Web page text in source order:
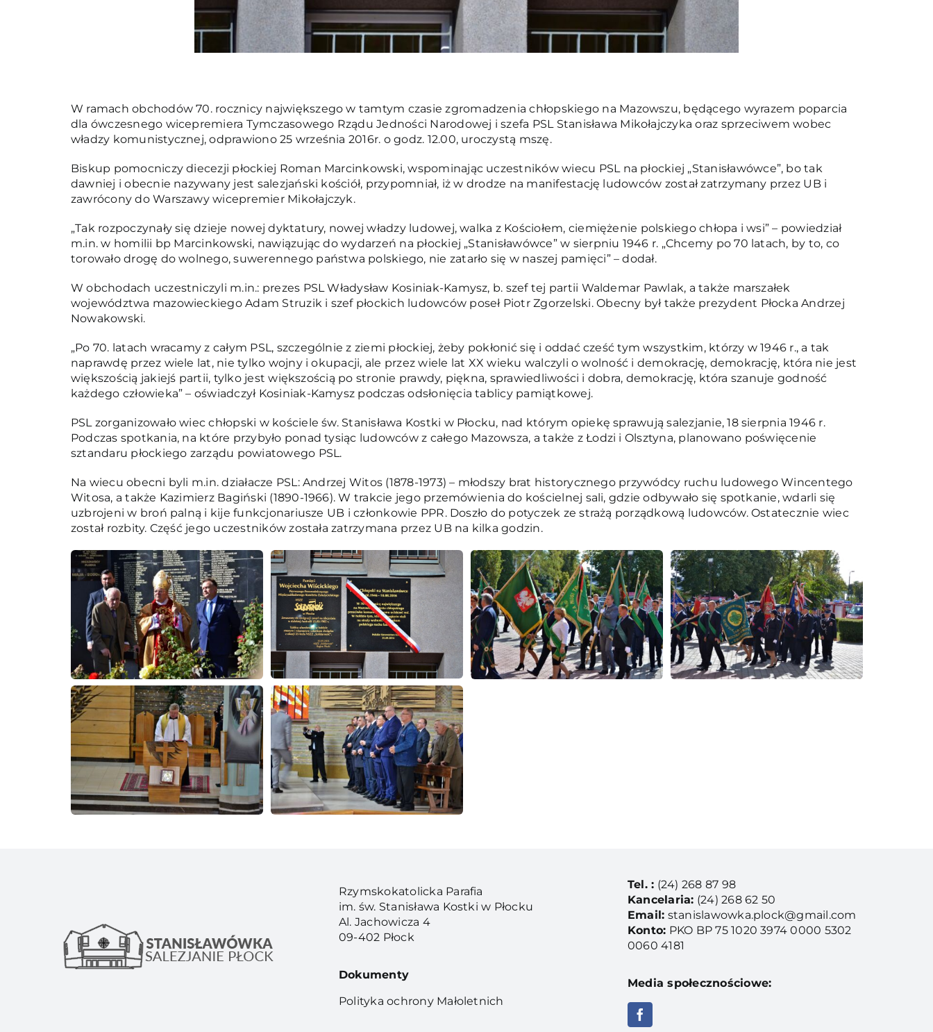
W ramach obchodów 70. rocznicy największego w tamtym czasie zgromadzenia chłopskiego na Mazowszu, będącego wyrazem poparcia
dla ówczesnego wicepremiera Tymczasowego Rządu Jedności Narodowej i szefa PSL Stanisława Mikołajczyka oraz sprzeciwem wobec
władzy komunistycznej, odprawiono 25 września 2016r. o godz. 12.00, uroczystą mszę.
Biskup pomocniczy diecezji płockiej Roman Marcinkowski, wspominając uczestników wiecu PSL na płockiej „Stanisławówce”, bo tak
dawniej i obecnie nazywany jest salezjański kościół, przypomniał, iż w drodze na manifestację ludowców został zatrzymany przez UB i
zawrócony do Warszawy wicepremier Mikołajczyk.
„Tak rozpoczynały się dzieje nowej dyktatury, nowej władzy ludowej, walka z Kościołem, ciemiężenie polskiego chłopa i wsi” – powiedział
m.in. w homilii bp Marcinkowski, nawiązując do wydarzeń na płockiej „Stanisławówce” w sierpniu 1946 r. „Chcemy po 70 latach, by to, co
torowało drogę do wolnego, suwerennego państwa polskiego, nie zatarło się w naszej pamięci” – dodał.
W obchodach uczestniczyli m.in.: prezes PSL Władysław Kosiniak-Kamysz, b. szef tej partii Waldemar Pawlak, a także marszałek
województwa mazowieckiego Adam Struzik i szef płockich ludowców poseł Piotr Zgorzelski. Obecny był także prezydent Płocka Andrzej
Nowakowski.
„Po 70. latach wracamy z całym PSL, szczególnie z ziemi płockiej, żeby pokłonić się i oddać cześć tym wszystkim, którzy w 1946 r., a tak
naprawdę przez wiele lat, nie tylko wojny i okupacji, ale przez wiele lat XX wieku walczyli o wolność i demokrację, demokrację, która nie jest
większością jakiejś partii, tylko jest większością po stronie prawdy, piękna, sprawiedliwości i dobra, demokrację, która szanuje godność
każdego człowieka” – oświadczył Kosiniak-Kamysz podczas odsłonięcia tablicy pamiątkowej.
PSL zorganizowało wiec chłopski w kościele św. Stanisława Kostki w Płocku, nad którym opiekę sprawują salezjanie, 18 sierpnia 1946 r.
Podczas spotkania, na które przybyło ponad tysiąc ludowców z całego Mazowsza, a także z Łodzi i Olsztyna, planowano poświęcenie
sztandaru płockiego zarządu powiatowego PSL.
Na wiecu obecni byli m.in. działacze PSL: Andrzej Witos (1878-1973) – młodszy brat historycznego przywódcy ruchu ludowego Wincentego
Witosa, a także Kazimierz Bagiński (1890-1966). W trakcie jego przemówienia do kościelnej sali, gdzie odbywało się spotkanie, wdarli się
uzbrojeni w broń palną i kije funkcjonariusze UB i członkowie PPR. Doszło do potyczek ze strażą porządkową ludowców. Ostatecznie wiec
został rozbity. Część jego uczestników została zatrzymana przez UB na kilka godzin.
Rzymskokatolicka Parafia
im. św. Stanisława Kostki w Płocku
Al. Jachowicza 4
09-402 Płock
Dokumenty
Polityka ochrony Małoletnich
Tel. : (24) 268 87 98
Kancelaria: (24) 268 62 50
Email: stanislawowka.plock@gmail.com
Konto: PKO BP 75 1020 3974 0000 5302
0060 4181
Media społecznościowe: